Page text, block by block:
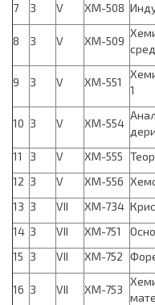
7
З V ХМ-508
8 З V ХМ-509
9 З V ХМ-551
1
10 З V ХМ-554
11 З V ХМ-555
12 З V ХМ-556
13 З VII ХМ-734
14 З VII ХМ-751
15 З VII ХМ-752
16 З VII ХМ-753